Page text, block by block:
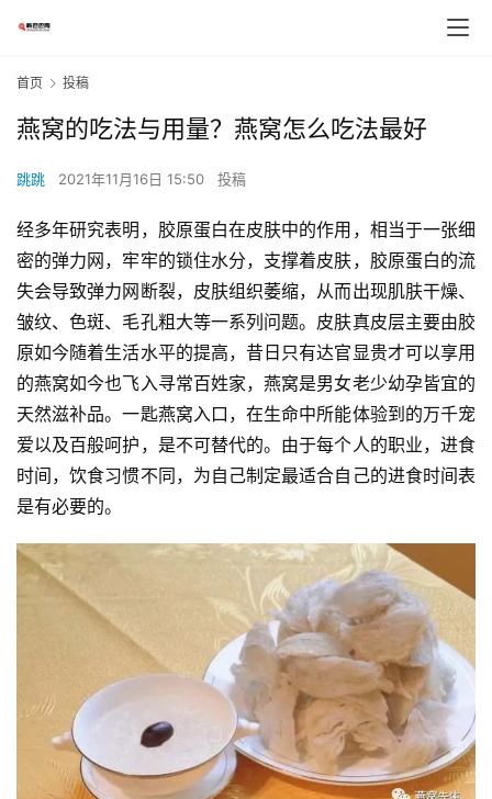
首页 投稿
燕窝的吃法与用量？燕窝怎么吃法最好
跳跳 2021年11月16日 15:50 投稿
经多年研究表明，胶原蛋白在皮肤中的作用，相当于一张细
密的弹力网，牢牢的锁住水分，支撑着皮肤，胶原蛋白的流
失会导致弹力网断裂，皮肤组织萎缩，从而出现肌肤干燥、
皱纹、色斑、毛孔粗大等一系列问题。皮肤真皮层主要由胶
原如今随着生活水平的提高，昔日只有达官显贵才可以享用
的燕窝如今也飞入寻常百姓家，燕窝是男女老少幼孕皆宜的
天然滋补品。一匙燕窝入口，在生命中所能体验到的万千宠
爱以及百般呵护，是不可替代的。由于每个人的职业，进食
时间，饮食习惯不同，为自己制定最适合自己的进食时间表
是有必要的。